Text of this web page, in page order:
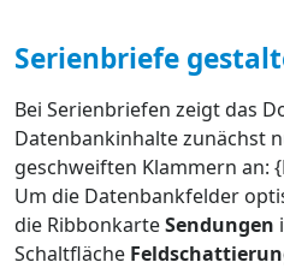
Serienbriefe
Bei Serienbriefen zeigt das
Datenbankinhalte zunächst
geschweiften Klammern an:
Um die Datenbankfelder
die RibbonkarteSendungen
Schaltfläche